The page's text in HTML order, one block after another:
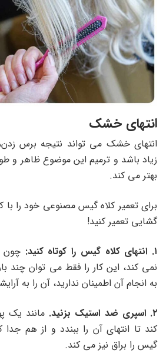
انتهای خشک
انتهای خشک می تواند نتیجه برس
زیاد باشد و ترمیم این موضوع ظاهر و
بهتر می کند.
برای تعمیر کلاه گیس مصنوعی خود را
گشایی تعمیر کنید!
۱. انتهای کلاه گیس را کوتاه کنید:
چون
نمی کند، این کار را فقط می توان چند
به انجام آن اطمینان ندارید، آن را به
۲. اسپری ضد استیک بزنید.
مانند
کند تا انتهای آن را ببندد و از هم
گیس را براق نیز می کند.